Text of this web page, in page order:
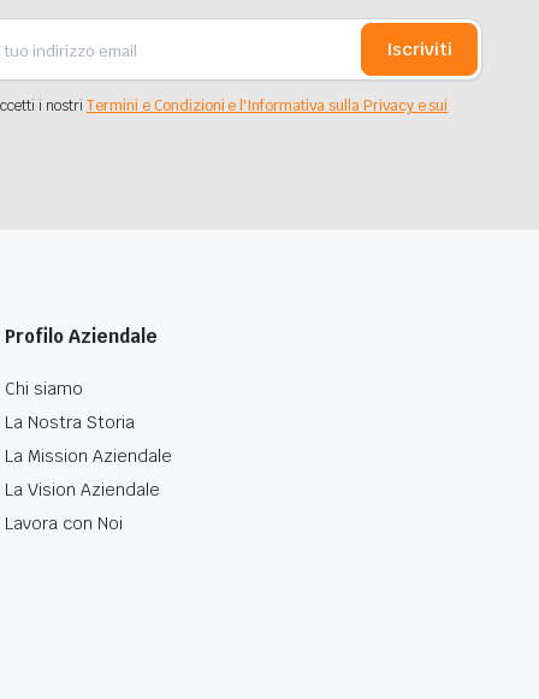
Iscriviti
i nostriTermini e Condizioni e l'Informativa sulla Privacy e sui
Profilo Aziendale
Chi siamo
La Nostra Storia
La Mission Aziendale
La Vision Aziendale
Lavora con Noi